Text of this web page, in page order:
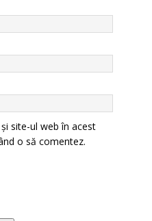
site-ul web în acest
o să comentez.